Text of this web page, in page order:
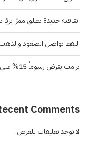
اتفاقية جديدة تطلق ممرًا
النفط يواصل الصعود
ترامب يفرض رسوماً 15% على منتجات البولي سيليكون
Comments
لا توجد تعليقات للعرض.